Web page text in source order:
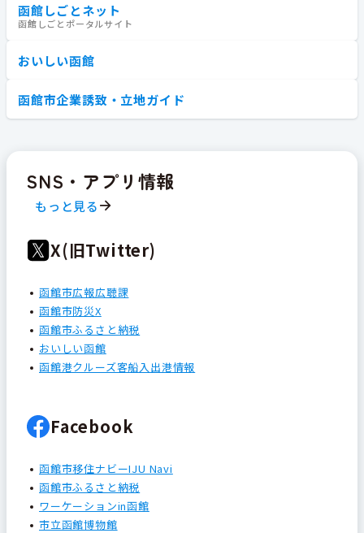
函館しごとネット
函館しごとポータルサイト
おいしい函館
函館市企業誘致・立地ガイド
SNS・アプリ情報
もっと見る
X(旧Twitter)
函館市広報広聴課
函館市防災X
函館市ふるさと納税
おいしい函館
函館港クルーズ客船入出港情報
Facebook
函館市移住ナビーIJU Navi
函館市ふるさと納税
ワーケーションin函館
市立函館博物館